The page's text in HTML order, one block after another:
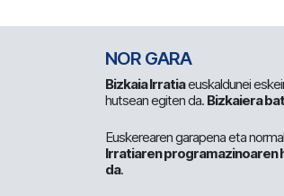
NOR GARA
Bizkaia Irratiaeuskaldunei
hutsean egiten da. Bizkaiera
Euskerearen garapena eta
Irratiaren programazinoaren
da.